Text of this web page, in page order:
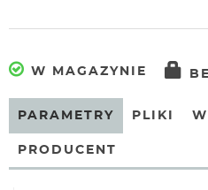
W MAGAZYNIE
PARAMETRY PLIKI
PRODUCENT